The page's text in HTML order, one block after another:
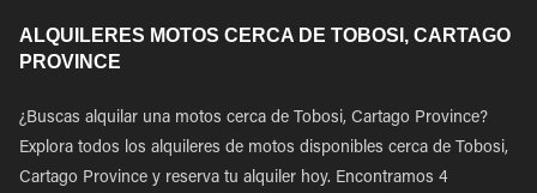
ALQUILERES MOTOS CERCA DE TOBOSI, CARTAGO
PROVINCE
¿Buscas alquilar una motos cerca de Tobosi, Cartago Province?
Explora todos los alquileres de motos disponibles cerca de Tobosi,
Cartago Province y reserva tu alquiler hoy. Encontramos 4